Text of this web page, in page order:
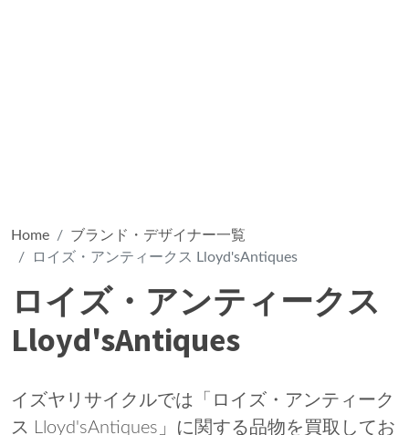
Home
ブランド・デザイナー一覧
ロイズ・アンティークス Lloyd'sAntiques
ロイズ・アンティークス
Lloyd'sAntiques
イズヤリサイクルでは「ロイズ・アンティーク
ス Lloyd'sAntiques」に関する品物を買取してお